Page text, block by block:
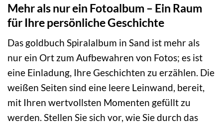
Mehr als nur ein Fotoalbum – Ein Raum
für Ihre persönliche Geschichte
Das goldbuch Spiralalbum in Sand ist mehr als
nur ein Ort zum Aufbewahren von Fotos; es ist
eine Einladung, Ihre Geschichten zu erzählen. Die
weißen Seiten sind eine leere Leinwand, bereit,
mit Ihren wertvollsten Momenten gefüllt zu
werden. Stellen Sie sich vor, wie Sie durch das